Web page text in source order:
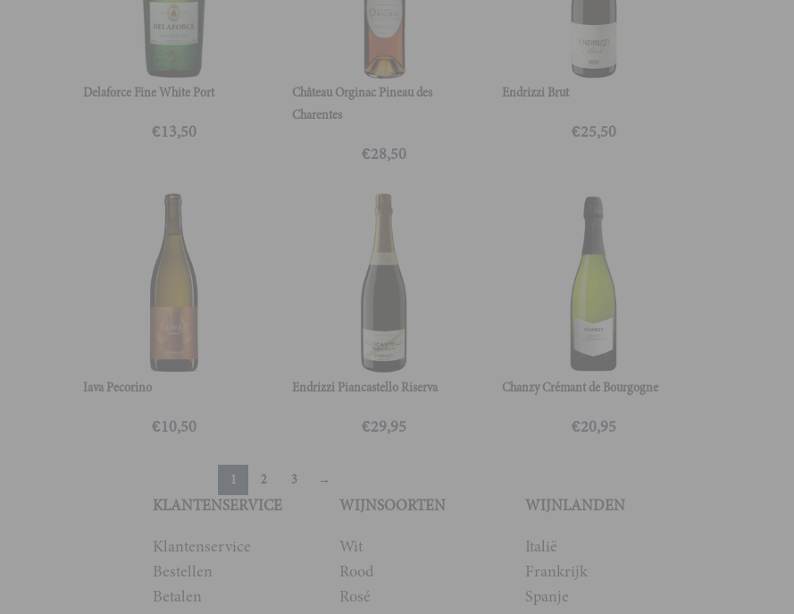
Delaforce Fine White Port
€13,50
Château Orginac Pineau des
Charentes
€28,50
Endrizzi Brut
€25,50
Iava Pecorino
€10,50
Endrizzi Piancastello Riserva
€29,95
Chanzy Crémant de Bourgogne
€20,95
1 2 3 →
KLANTENSERVICE
Klantenservice
Bestellen
Betalen
WIJNSOORTEN
Wit
Rood
Rosé
WIJNLANDEN
Italië
Frankrijk
Spanje